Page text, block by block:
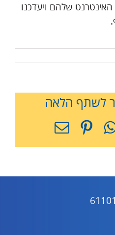
האינטרנט שלהם ויעדכנו
לשתף הלאה
WhatsApp
Pinterest
כתובת